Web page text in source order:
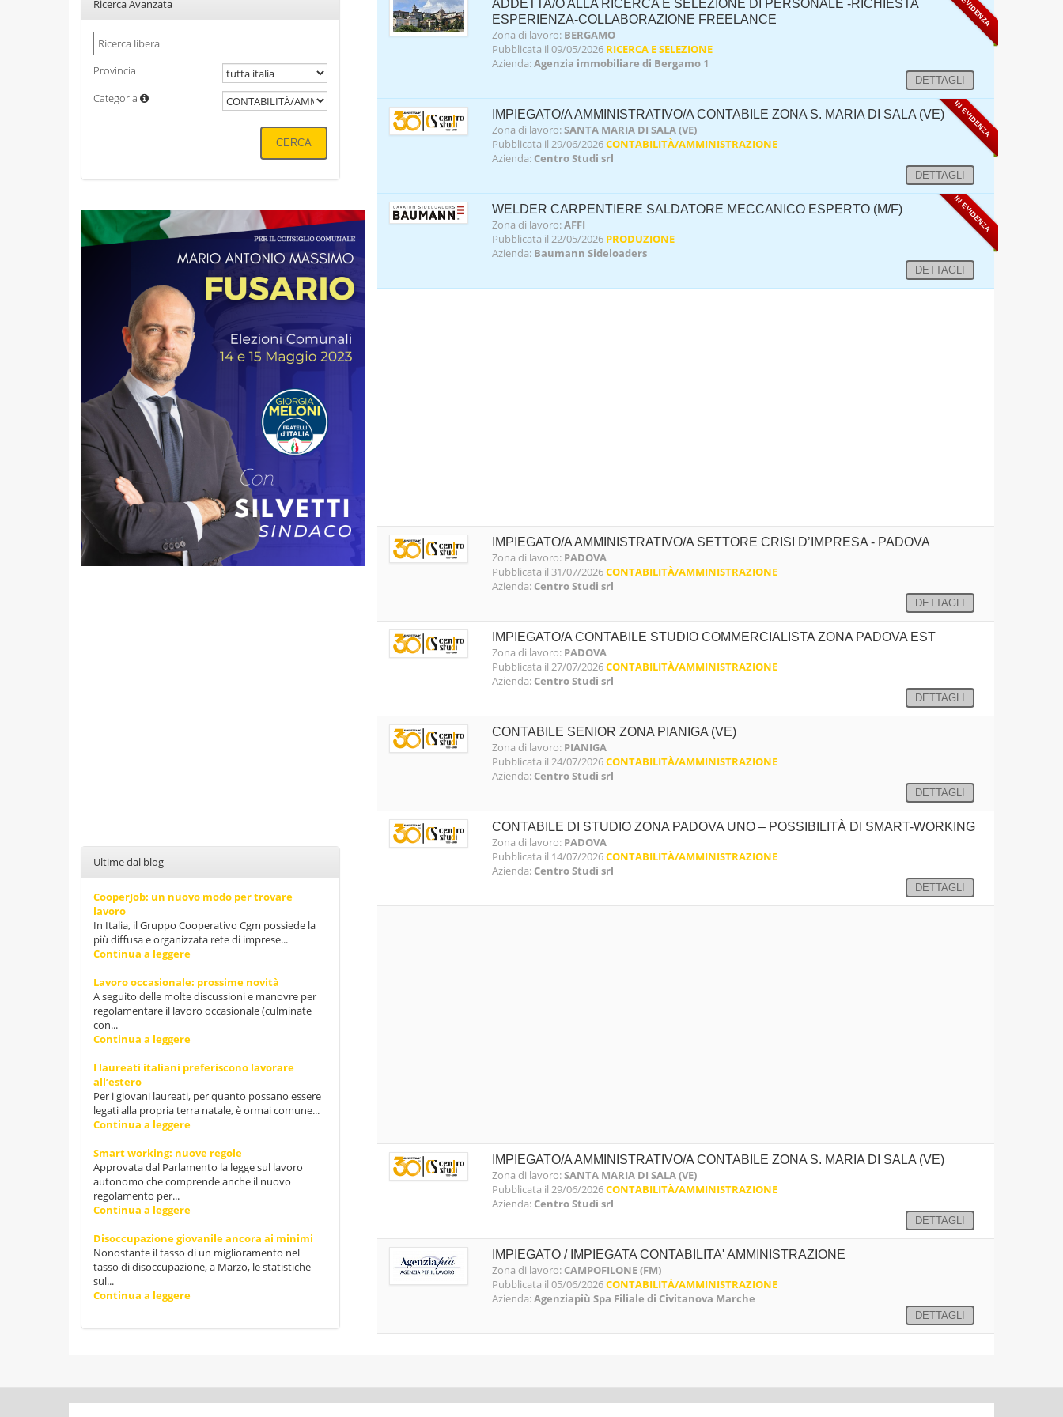
Ricerca Avanzata
Provincia
Categoria
Ultime dal blog
CooperJob: un nuovo modo per trovare
lavoro
In Italia, il Gruppo Cooperativo Cgm possiede la
più diffusa e organizzata rete di imprese...
Continua a leggere
Lavoro occasionale: prossime novità
A seguito delle molte discussioni e manovre per
regolamentare il lavoro occasionale (culminate
con...
Continua a leggere
I laureati italiani preferiscono lavorare
all’estero
Per i giovani laureati, per quanto possano essere
legati alla propria terra natale, è ormai comune...
Continua a leggere
Smart working: nuove regole
Approvata dal Parlamento la legge sul lavoro
autonomo che comprende anche il nuovo
regolamento per...
Continua a leggere
Disoccupazione giovanile ancora ai minimi
Nonostante il tasso di un miglioramento nel
tasso di disoccupazione, a Marzo, le statistiche
sul...
Continua a leggere
IN EVIDENZA
ADDETTA/O ALLA RICERCA E SELEZIONE DI PERSONALE -RICHIESTA
ESPERIENZA-COLLABORAZIONE FREELANCE
Zona di lavoro: BERGAMO
Pubblicata il 09/05/2026 RICERCA E SELEZIONE
Azienda:Agenzia immobiliare di Bergamo 1
DETTAGLI
IN EVIDENZA
IMPIEGATO/A AMMINISTRATIVO/A CONTABILE ZONA S. MARIA DI SALA (VE)
Zona di lavoro:SANTA MARIA DI SALA (VE)
Pubblicata il 29/06/2026CONTABILITÀ/AMMINISTRAZIONE
Azienda: Centro Studi srl
DETTAGLI
IN EVIDENZA
WELDER CARPENTIERE SALDATORE MECCANICO ESPERTO (M/F)
Zona di lavoro:AFFI
Pubblicata il 22/05/2026 PRODUZIONE
Azienda: Baumann Sideloaders
DETTAGLI
IMPIEGATO/A AMMINISTRATIVO/A SETTORE CRISI D’IMPRESA - PADOVA
Zona di lavoro: PADOVA
Pubblicata il 31/07/2026CONTABILITÀ/AMMINISTRAZIONE
Azienda: Centro Studi srl
DETTAGLI
IMPIEGATO/A CONTABILE STUDIO COMMERCIALISTA ZONA PADOVA EST
Zona di lavoro: PADOVA
Pubblicata il 27/07/2026CONTABILITÀ/AMMINISTRAZIONE
Azienda: Centro Studi srl
DETTAGLI
CONTABILE SENIOR ZONA PIANIGA (VE)
Zona di lavoro: PIANIGA
Pubblicata il 24/07/2026CONTABILITÀ/AMMINISTRAZIONE
Azienda: Centro Studi srl
DETTAGLI
CONTABILE DI STUDIO ZONA PADOVA UNO – POSSIBILITÀ DI SMART-WORKING
Zona di lavoro: PADOVA
Pubblicata il 14/07/2026CONTABILITÀ/AMMINISTRAZIONE
Azienda: Centro Studi srl
DETTAGLI
IMPIEGATO/A AMMINISTRATIVO/A CONTABILE ZONA S. MARIA DI SALA (VE)
Zona di lavoro:SANTA MARIA DI SALA (VE)
Pubblicata il 29/06/2026CONTABILITÀ/AMMINISTRAZIONE
Azienda: Centro Studi srl
DETTAGLI
IMPIEGATO / IMPIEGATA CONTABILITA' AMMINISTRAZIONE
Zona di lavoro: CAMPOFILONE (FM)
Pubblicata il 05/06/2026CONTABILITÀ/AMMINISTRAZIONE
Azienda:Agenziapiù Spa Filiale di Civitanova Marche
DETTAGLI